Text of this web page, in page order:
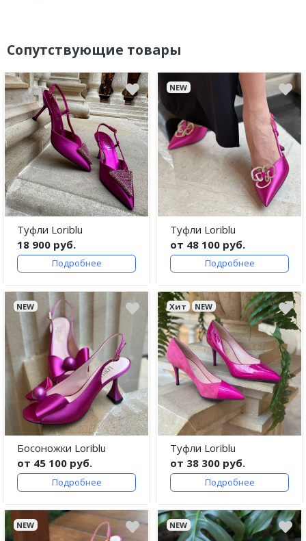
Сопутствующие товары
Туфли Loriblu
18 900 руб.
Подробнее
NEW
Туфли Loriblu
от 48 100 руб.
Подробнее
NEW
Босоножки Loriblu
от 45 100 руб.
Подробнее
Хит NEW
Туфли Loriblu
от 38 300 руб.
Подробнее
NEW NEW